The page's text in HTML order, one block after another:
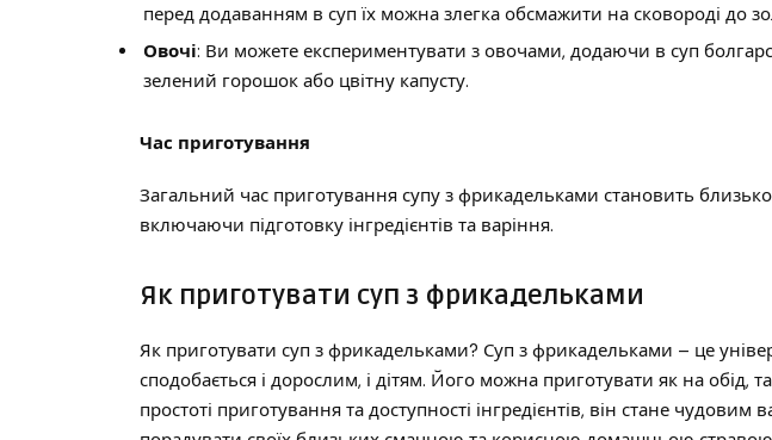
перед додаванням в суп їх можна злегка обсмажити на сковороді до
Овочі: Ви можете експериментувати з овочами, додаючи в суп
зелений горошок або цвітну капусту.
Час приготування
Загальний час приготування супу з фрикадельками становить
включаючи підготовку інгредієнтів та варіння.
Як приготувати суп з фрикадельками
Як приготувати суп з фрикадельками? Суп з фрикадельками – це
сподобається і дорослим, і дітям. Його можна приготувати як на обід,
простоті приготування та доступності інгредієнтів, він стане чудовим